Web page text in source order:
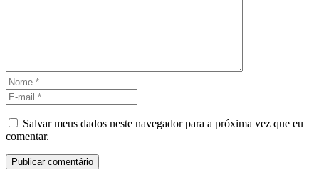
Salvar meus dados neste navegador para a próxima vez que eu
comentar.